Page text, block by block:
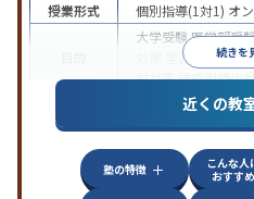
続きを
授業形式
個別指導(1対1) オ
大学受験医学部受
学習習慣の定
試対策学校別特化
特徴
中高一貫校生に対応
学習にPC・タ
科目から受講可能
近くの教
塾の特徴
こんな人
おすすめ